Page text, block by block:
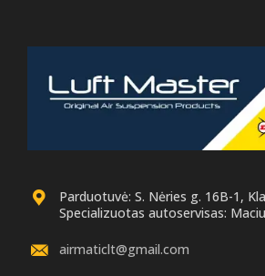
Parduotuvė: S. Nėries g. 16B-1,
Specializuotas autoservisas:
airmaticlt@gmail.com